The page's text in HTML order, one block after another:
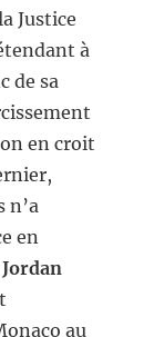
Justice
à
de sa
en croit
n’a
en
Jordan
au